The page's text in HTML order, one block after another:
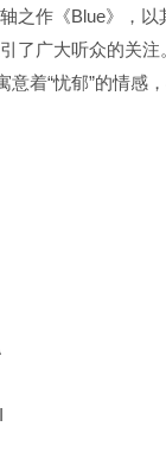
之作《Blue》，
了广大听众的关注
意着“忧郁”的情感